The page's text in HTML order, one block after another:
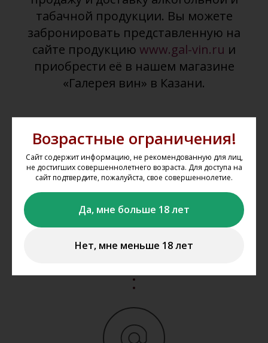
Возрастные ограничения!
Сайт содержит информацию, не рекомендованную для лиц,
не достигших совершеннолетнего возраста. Для доступа на
сайт подтвердите, пожалуйста, свое совершеннолетие.
Да, мне больше 18 лет
Нет, мне меньше 18 лет
табачной продукции. Вы можете
забронировать представленную на
сайте продукцию www.gal-vin.ru и
приобрести её в нашем магазине
«Галерея вин» в Казани.
Выбирайте понравившиеся товары в каталоге сайта,
которого вы планируете забрать свой заказ.